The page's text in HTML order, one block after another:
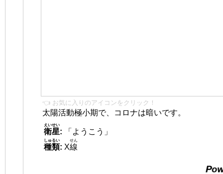
👈 お気に入りのアイコンをクリック！
太陽活動極小期で、コロナは暗いです。
衛星
えいせい
:
「ようこう」
種類
しゅるい
: X線
せん